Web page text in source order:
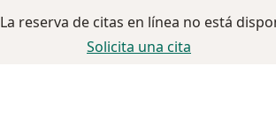
La reserva de citas en línea no está
Solicita una cita